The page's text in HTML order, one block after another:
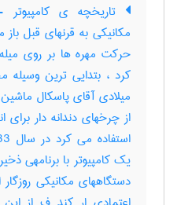
تاریخچه ی
مکانیکی به قرنهای قبل
حرکت مهره ها بر روی
میلادی آقای پاسکال
از چرخهای دندانه دار
یک کامپیوتر با برنامهی
دستگاههای مکانیکی